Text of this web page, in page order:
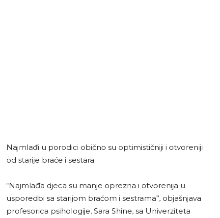
Najmlađi u porodici obično su optimističniji i otvoreniji
od starije braće i sestara.
“Najmlađa djeca su manje oprezna i otvorenija u
usporedbi sa starijom braćom i sestrama”, objašnjava
profesorica psihologije, Sara Shine, sa Univerziteta